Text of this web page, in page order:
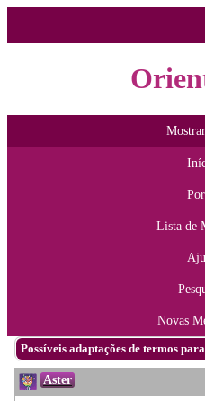
Lista de
Novas
Possíveis adaptações de termos
Aster